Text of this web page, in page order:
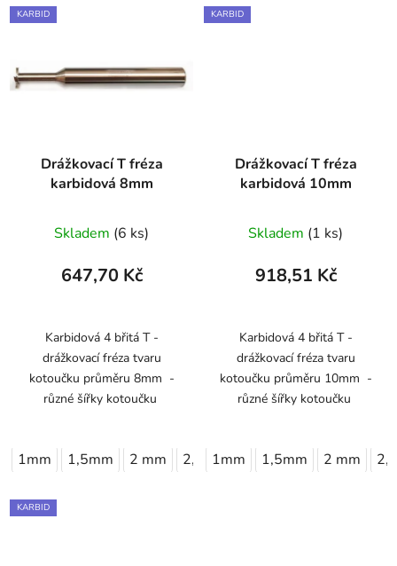
KARBID
Drážkovací T fréza
karbidová 8mm
Skladem (6 ks)
647,70 Kč
Karbidová 4 břitá T -
drážkovací fréza tvaru
kotoučku průměru 8mm -
různé šířky kotoučku
1mm 1,5mm 2 mm 2,5mm 3 mm
KARBID
Drážkovací T fréza
karbidová 10mm
Skladem (1 ks)
918,51 Kč
Karbidová 4 břitá T -
drážkovací fréza tvaru
kotoučku průměru 10mm -
různé šířky kotoučku
1mm 1,5mm 2 mm
KARBID